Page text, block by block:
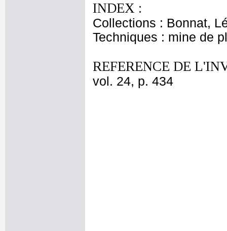
INDEX :
Collections : Bonnat,
Techniques : mine de
REFERENCE DE
vol. 24, p. 434